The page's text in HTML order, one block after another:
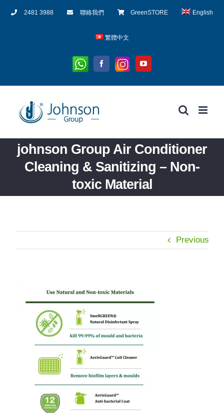
2481 3988 聯絡我們 GreenSTORE English
繁體中文
Whatsapp
Facebook
Instagram
YouTube
johnson Group Air Conditioner
Cleaning & Sanitizing – Non-
toxic Material
Previous